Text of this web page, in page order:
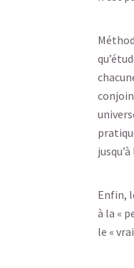
Enfin,
à la «
le «